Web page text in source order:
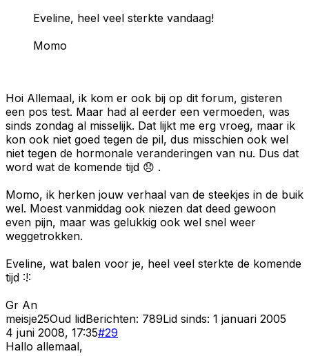
Eveline, heel veel sterkte vandaag!
Momo
Hoi Allemaal, ik kom er ook bij op dit forum, gisteren
een pos test. Maar had al eerder een vermoeden, was
sinds zondag al misselijk. Dat lijkt me erg vroeg, maar ik
kon ook niet goed tegen de pil, dus misschien ook wel
niet tegen de hormonale veranderingen van nu. Dus dat
word wat de komende tijd 😞 .
Momo, ik herken jouw verhaal van de steekjes in de buik
wel. Moest vanmiddag ook niezen dat deed gewoon
even pijn, maar was gelukkig ook wel snel weer
weggetrokken.
Eveline, wat balen voor je, heel veel sterkte de komende
tijd :!:
Gr An
meisje25Oud lidBerichten: 789Lid sinds: 1 januari 2005
4 juni 2008, 17:35#29
Hallo allemaal,